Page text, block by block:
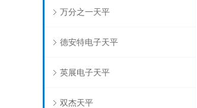
万分之一天平
德安特电子天平
英展电子天平
双杰天平